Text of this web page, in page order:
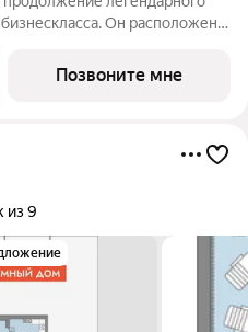
Он расположен в
квартиры с потолками
Позвоните мне
из 9